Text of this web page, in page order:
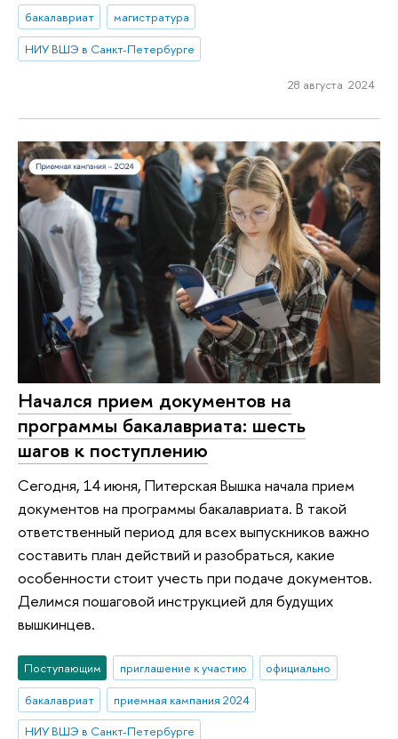
бакалавриат
магистратура
НИУ ВШЭ в Санкт-Петербурге
28 августа 2024
Начался прием документов на
программы бакалавриата: шесть
шагов к поступлению
Сегодня, 14 июня, Питерская Вышка начала прием
документов на программы бакалавриата. В такой
ответственный период для всех выпускников важно
составить план действий и разобраться, какие
особенности стоит учесть при подаче документов.
Делимся пошаговой инструкцией для будущих
вышкинцев.
Поступающим приглашение к участию
официально
бакалавриат
приемная кампания 2024
НИУ ВШЭ в Санкт-Петербурге